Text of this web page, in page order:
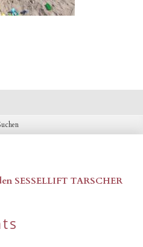
SESSELLIFT TARSCHER